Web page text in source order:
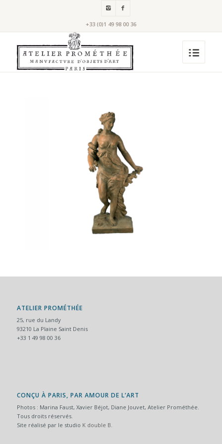
+33 (0)1 49 98 00 36
ATELIER PROMÉTHÉE
25, rue du Landy
93210 La Plaine Saint Denis
+33 1 49 98 00 36
CONÇU À PARIS, PAR AMOUR DE L’ART
Photos : Marina Faust, Xavier Béjot, Diane Jouvet, Atelier Prométhée.
Tous droits réservés.
Site réalisé par le studio K double B